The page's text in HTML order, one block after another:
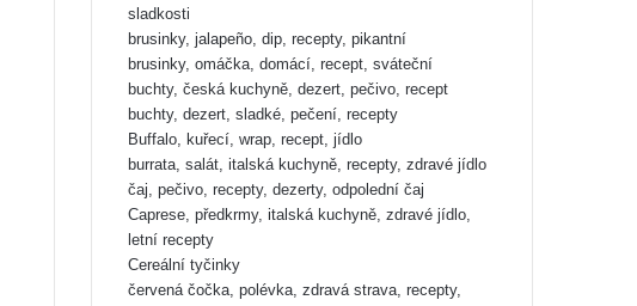
sladkosti
brusinky, jalapeño, dip, recepty, pikantní
brusinky, omáčka, domácí, recept, sváteční
buchty, česká kuchyně, dezert, pečivo, recept
buchty, dezert, sladké, pečení, recepty
Buffalo, kuřecí, wrap, recept, jídlo
burrata, salát, italská kuchyně, recepty, zdravé jídlo
čaj, pečivo, recepty, dezerty, odpolední čaj
Caprese, předkrmy, italská kuchyně, zdravé jídlo,
letní recepty
Cereální tyčinky
červená čočka, polévka, zdravá strava, recepty,